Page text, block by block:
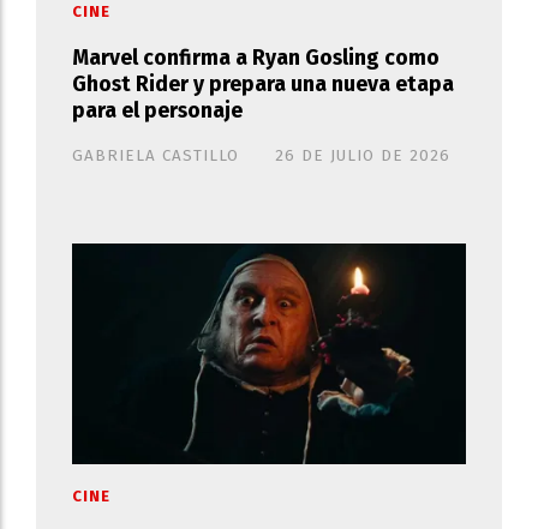
Marvel confirma a Ryan Gosling como
Ghost Rider y prepara una nueva etapa
para el personaje
GABRIELA CASTILLO
CINE
26 DE JULIO DE 2026
CINE